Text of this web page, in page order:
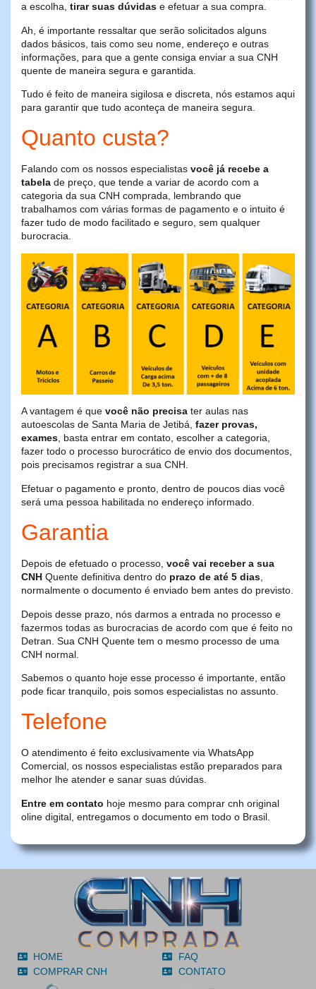
a escolha, tirar suas dúvidas e efetuar a sua compra.
Ah, é importante ressaltar que serão solicitados alguns
dados básicos, tais como seu nome, endereço e outras
informações, para que a gente consiga enviar a sua CNH
quente de maneira segura e garantida.
Tudo é feito de maneira sigilosa e discreta, nós estamos aqui
para garantir que tudo aconteça de maneira segura.
Quanto custa?
Falando com os nossos especialistas você já recebe a
tabela de preço, que tende a variar de acordo com a
categoria da sua CNH comprada, lembrando que
trabalhamos com várias formas de pagamento e o intuito é
fazer tudo de modo facilitado e seguro, sem qualquer
burocracia.
A vantagem é que você não precisa ter aulas nas
autoescolas de Santa Maria de Jetibá, fazer provas,
exames, basta entrar em contato, escolher a categoria,
fazer todo o processo burocrático de envio dos documentos,
pois precisamos registrar a sua CNH.
Efetuar o pagamento e pronto, dentro de poucos dias você
será uma pessoa habilitada no endereço informado.
Garantia
Depois de efetuado o processo, você vai receber a sua
CNH Quente definitiva dentro do prazo de até 5 dias,
normalmente o documento é enviado bem antes do previsto.
Depois desse prazo, nós darmos a entrada no processo e
fazermos todas as burocracias de acordo com que é feito no
Detran. Sua CNH Quente tem o mesmo processo de uma
CNH normal.
Sabemos o quanto hoje esse processo é importante, então
pode ficar tranquilo, pois somos especialistas no assunto.
Telefone
O atendimento é feito exclusivamente via WhatsApp
Comercial, os nossos especialistas estão preparados para
melhor lhe atender e sanar suas dúvidas.
Entre em contato hoje mesmo para comprar cnh original
oline digital, entregamos o documento em todo o Brasil.
HOME
COMPRAR CNH
FAQ
CONTATO